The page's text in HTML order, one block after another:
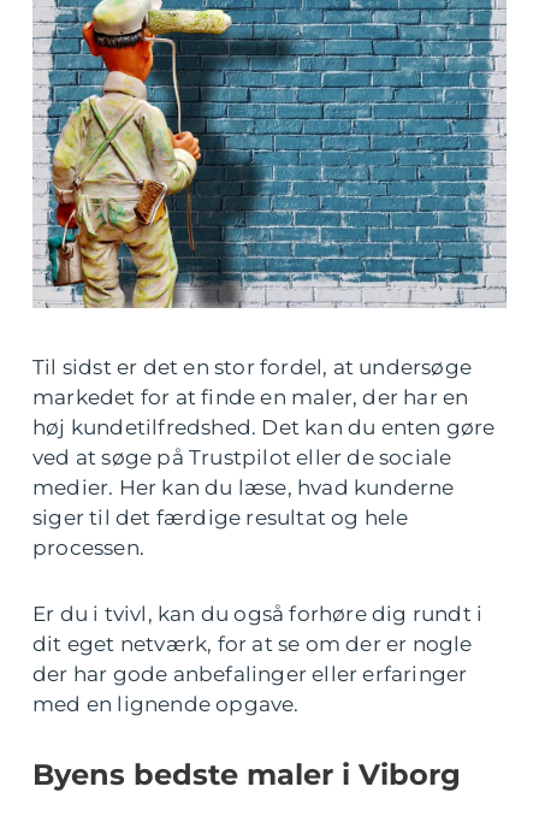
Til sidst er det en stor fordel, at undersøge
markedet for at finde en maler, der har en
høj kundetilfredshed. Det kan du enten gøre
ved at søge på Trustpilot eller de sociale
medier. Her kan du læse, hvad kunderne
siger til det færdige resultat og hele
processen.
Er du i tvivl, kan du også forhøre dig rundt i
dit eget netværk, for at se om der er nogle
der har gode anbefalinger eller erfaringer
med en lignende opgave.
Byens bedste maler i Viborg